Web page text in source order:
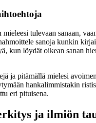
tulevaan sanaan,
sanoja kunkin
kun löydät oikean sanan
ja pitämällä mielesi
hankalimmistakin
eri pituisena.
ja ilmiön